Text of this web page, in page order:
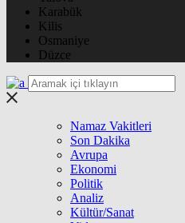
Karabük
Kilis
Osmaniye
Düzce
Namaz Vakitleri
Son Dakika
Avrupa
Ekonomi
Politik
Analiz
Kültür/Sanat